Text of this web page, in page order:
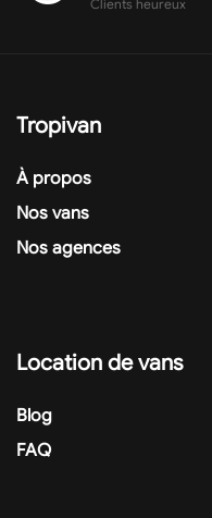
Clients heureux
Tropivan
À propos
Nos vans
Nos agences
Location de vans
Blog
FAQ